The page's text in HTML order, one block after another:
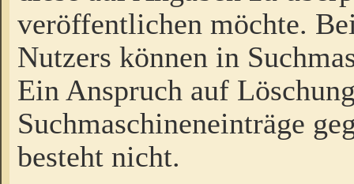
veröffentlichen möchte.
Nutzers können in
Ein Anspruch auf
Suchmaschineneinträge
besteht nicht.